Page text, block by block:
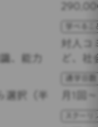
、能力
選択（半
学べるこ
対人
ど、
スクー